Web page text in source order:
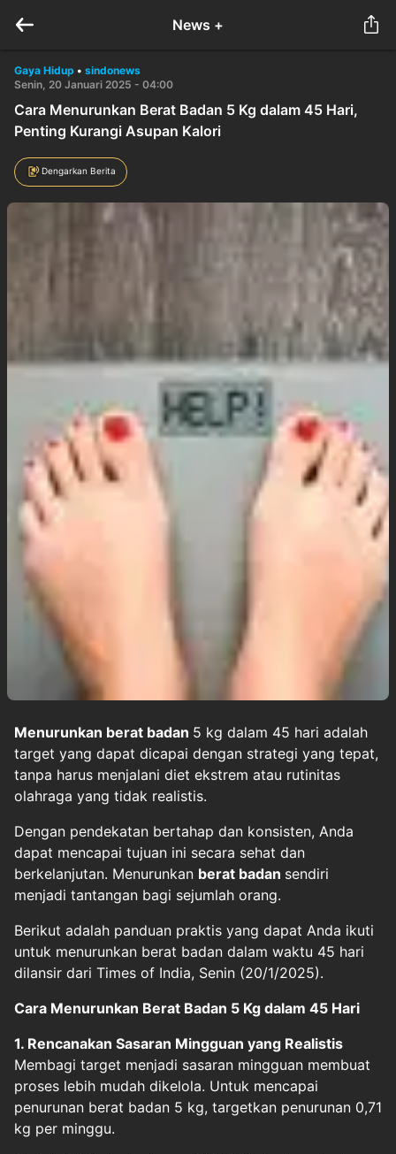
News +
Gaya Hidup • sindonews
Senin, 20 Januari 2025 - 04:00
Cara Menurunkan Berat Badan 5 Kg dalam 45 Hari,
Penting Kurangi Asupan Kalori
Dengarkan Berita
Menurunkan berat badan 5 kg dalam 45 hari adalah
target yang dapat dicapai dengan strategi yang tepat,
tanpa harus menjalani diet ekstrem atau rutinitas
olahraga yang tidak realistis.
Dengan pendekatan bertahap dan konsisten, Anda
dapat mencapai tujuan ini secara sehat dan
berkelanjutan. Menurunkan berat badan sendiri
menjadi tantangan bagi sejumlah orang.
Berikut adalah panduan praktis yang dapat Anda ikuti
untuk menurunkan berat badan dalam waktu 45 hari
dilansir dari Times of India, Senin (20/1/2025).
Cara Menurunkan Berat Badan 5 Kg dalam 45 Hari
1. Rencanakan Sasaran Mingguan yang Realistis
Membagi target menjadi sasaran mingguan membuat
proses lebih mudah dikelola. Untuk mencapai
penurunan berat badan 5 kg, targetkan penurunan 0,71
kg per minggu.